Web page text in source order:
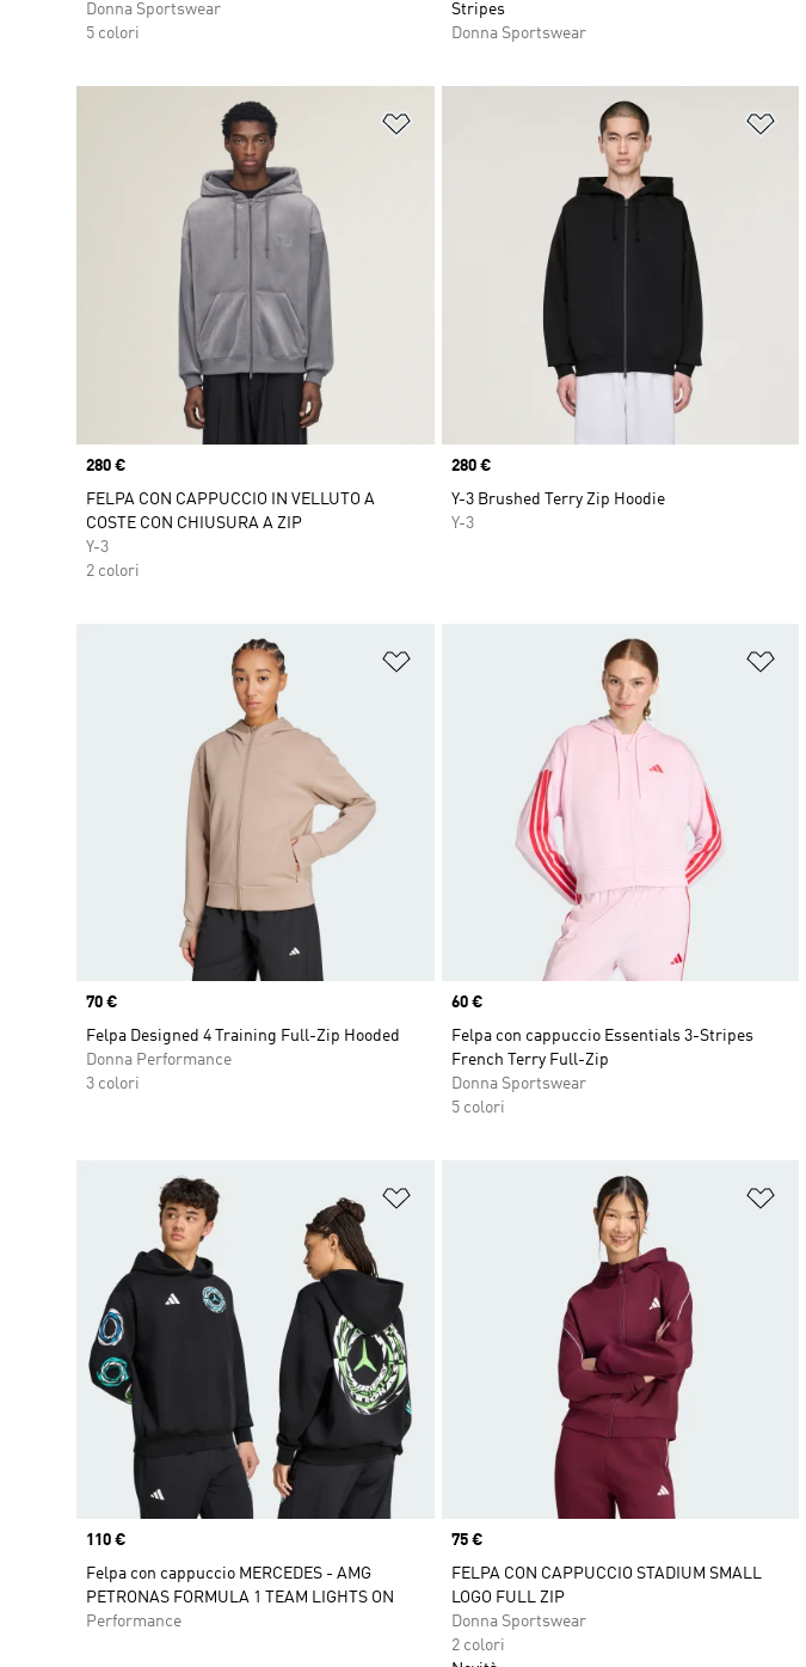
Donna Sportswear
5 colori
Stripes
Donna Sportswear
Aggiungi alla lista dei desideri
Price
280 €
FELPA CON CAPPUCCIO IN VELLUTO A
COSTE CON CHIUSURA A ZIP
Y-3
2 colori
Price
280 €
Y-3 Brushed Terry Zip Hoodie
Y-3
Aggiungi alla lista dei desideri
Price
70 €
Felpa Designed 4 Training Full-Zip Hooded
Donna Performance
3 colori
Price
60 €
Felpa con cappuccio Essentials 3-Stripes
French Terry Full-Zip
Donna Sportswear
5 colori
Aggiungi alla lista dei desideri
Price
110 €
Felpa con cappuccio MERCEDES - AMG
PETRONAS FORMULA 1 TEAM LIGHTS ON
Performance
Price
75 €
FELPA CON CAPPUCCIO STADIUM SMALL
LOGO FULL ZIP
Donna Sportswear
2 colori